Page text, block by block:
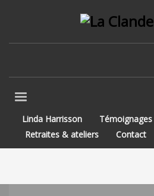
Linda Harrisson Témoignages
Retraites & ateliers
Contact